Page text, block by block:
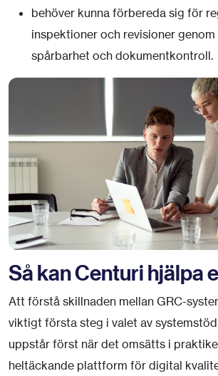
behöver kunna förbereda sig för
inspektioner och revisioner
spårbarhet och dokumentkontroll.
Så kan Centuri hjälpa
Att förstå skillnaden mellan GRC-
viktigt första steg i valet av
uppstår först när det omsätts i
heltäckande plattform för digital